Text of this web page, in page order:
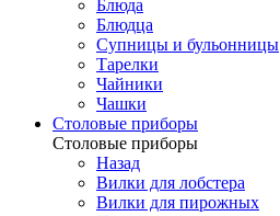
Блюда
Блюдца
Супницы и бульонницы
Тарелки
Чайники
Чашки
Cтоловые приборы
Cтоловые приборы
Назад
Вилки для лобстера
Вилки для пирожных